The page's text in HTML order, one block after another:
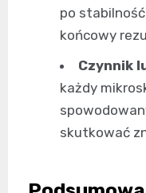
po
końcowy
Czynnik
każdy
skutkować